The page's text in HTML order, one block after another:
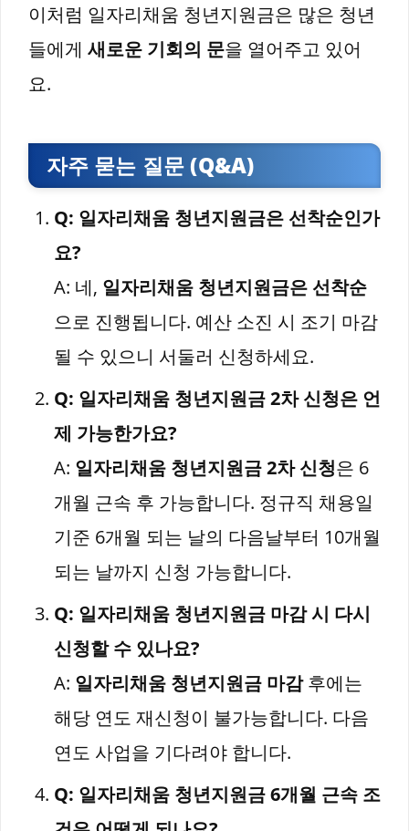
이처럼 일자리채움 청년지원금은 많은 청년
들에게 새로운 기회의 문을 열어주고 있어
요.
자주 묻는 질문 (Q&A)
Q: 일자리채움 청년지원금은 선착순인가
요?
A: 네, 일자리채움 청년지원금은 선착순
으로 진행됩니다. 예산 소진 시 조기 마감
될 수 있으니 서둘러 신청하세요.
Q: 일자리채움 청년지원금 2차 신청은 언
제 가능한가요?
A: 일자리채움 청년지원금 2차 신청은 6
개월 근속 후 가능합니다. 정규직 채용일
기준 6개월 되는 날의 다음날부터 10개월
되는 날까지 신청 가능합니다.
Q: 일자리채움 청년지원금 마감 시 다시
신청할 수 있나요?
A: 일자리채움 청년지원금 마감후에는
해당 연도 재신청이 불가능합니다. 다음
연도 사업을 기다려야 합니다.
Q: 일자리채움 청년지원금 6개월 근속 조